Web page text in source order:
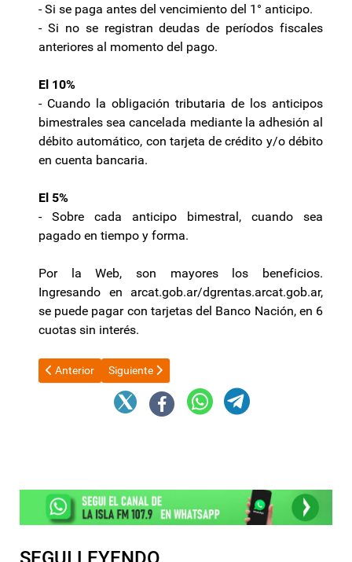
- Si se paga antes del vencimiento del 1° anticipo.
- Si no se registran deudas de períodos fiscales
anteriores al momento del pago.
El 10%
- Cuando la obligación tributaria de los anticipos
bimestrales sea cancelada mediante la adhesión al
débito automático, con tarjeta de crédito y/o débito
en cuenta bancaria.
El 5%
- Sobre cada anticipo bimestral, cuando sea
pagado en tiempo y forma.
Por la Web, son mayores los beneficios.
Ingresando en arcat.gob.ar/dgrentas.arcat.gob.ar,
se puede pagar con tarjetas del Banco Nación, en 6
cuotas sin interés.
Artículo anterior: El Poder Ejecutivo homenajeó a la Virgen del
Anterior Artículo siguiente: El mensaje de Cristina Kirchner
Siguiente